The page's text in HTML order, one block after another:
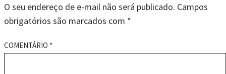
O seu endereço de e-mail não será publicado. Campos
obrigatórios são marcados com *
COMENTÁRIO *